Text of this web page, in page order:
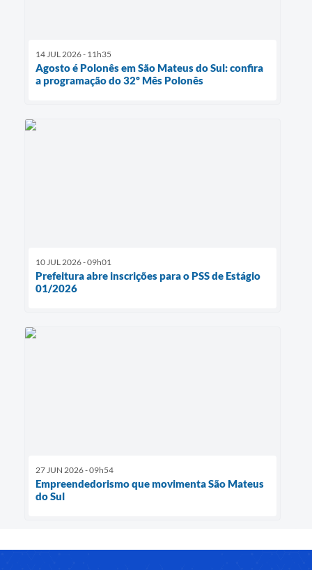
14 JUL 2026 - 11h35
Agosto é Polonês em São Mateus do Sul: confira
a programação do 32º Mês Polonês
10 JUL 2026 - 09h01
Prefeitura abre inscrições para o PSS de Estágio
01/2026
27 JUN 2026 - 09h54
Empreendedorismo que movimenta São Mateus
do Sul